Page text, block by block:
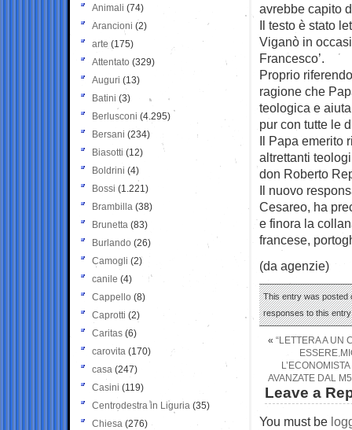
avrebbe capito
Il testo è stato
Viganò in
Francesco’.
Proprio
ragione che
teologica e
pur con tutte le
Il Papa emerito
altrettanti
don Roberto
Il nuovo
Cesareo, ha
e finora la
francese,
(da agenzie)
This entry was posted
responses to this
« “LETTERA A UN
ESSERE
AVANZATE DAL
Leave a
You must be
Animali (74)
Arancioni (2)
arte (175)
Attentato (329)
Auguri (13)
Batini (3)
Berlusconi (4.295)
Bersani (234)
Biasotti (12)
Boldrini (4)
Bossi (1.221)
Brambilla (38)
Brunetta (83)
Burlando (26)
Camogli (2)
canile (4)
Cappello (8)
Caprotti (2)
Caritas (6)
carovita (170)
casa (247)
Casini (119)
Centrodestra in Liguria (35)
Chiesa (276)